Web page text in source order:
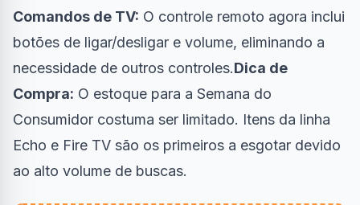
Comandos de TV: O controle remoto agora inclui
botões de ligar/desligar e volume, eliminando a
necessidade de outros controles.Dica de
Compra: O estoque para a Semana do
Consumidor costuma ser limitado. Itens da linha
Echo e Fire TV são os primeiros a esgotar devido
ao alto volume de buscas.